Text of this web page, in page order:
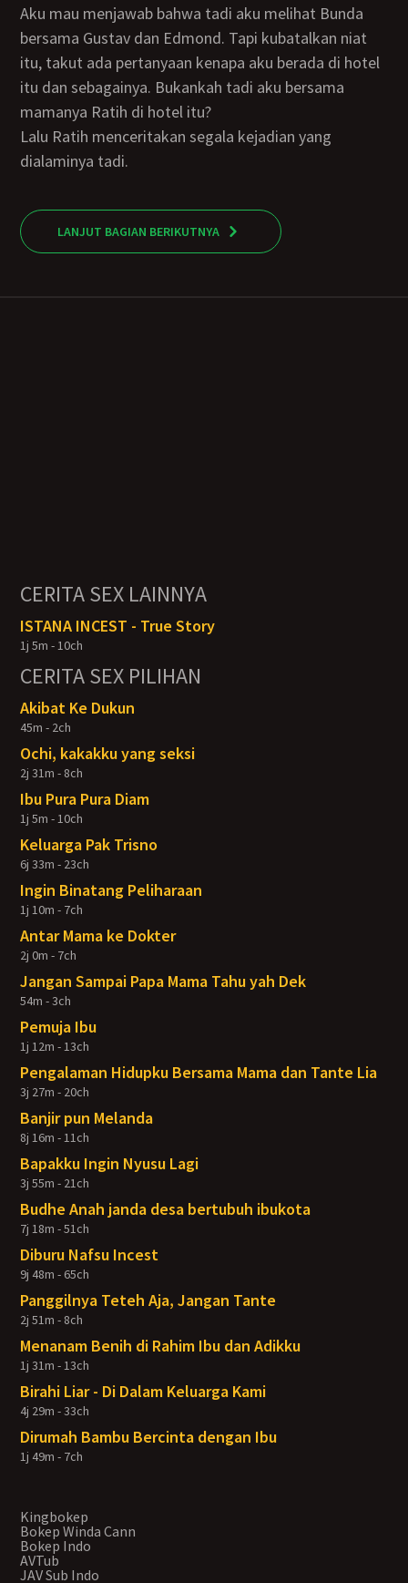
Aku mau menjawab bahwa tadi aku melihat Bunda
bersama Gustav dan Edmond. Tapi kubatalkan niat
itu, takut ada pertanyaan kenapa aku berada di hotel
itu dan sebagainya. Bukankah tadi aku bersama
mamanya Ratih di hotel itu?
Lalu Ratih menceritakan segala kejadian yang
dialaminya tadi.
LANJUT BAGIAN BERIKUTNYA
CERITA SEX LAINNYA
ISTANA INCEST - True Story
1j 5m - 10ch
CERITA SEX PILIHAN
Akibat Ke Dukun
45m - 2ch
Ochi, kakakku yang seksi
2j 31m - 8ch
Ibu Pura Pura Diam
1j 5m - 10ch
Keluarga Pak Trisno
6j 33m - 23ch
Ingin Binatang Peliharaan
1j 10m - 7ch
Antar Mama ke Dokter
2j 0m - 7ch
Jangan Sampai Papa Mama Tahu yah Dek
54m - 3ch
Pemuja Ibu
1j 12m - 13ch
Pengalaman Hidupku Bersama Mama dan Tante Lia
3j 27m - 20ch
Banjir pun Melanda
8j 16m - 11ch
Bapakku Ingin Nyusu Lagi
3j 55m - 21ch
Budhe Anah janda desa bertubuh ibukota
7j 18m - 51ch
Diburu Nafsu Incest
9j 48m - 65ch
Panggilnya Teteh Aja, Jangan Tante
2j 51m - 8ch
Menanam Benih di Rahim Ibu dan Adikku
1j 31m - 13ch
Birahi Liar - Di Dalam Keluarga Kami
4j 29m - 33ch
Dirumah Bambu Bercinta dengan Ibu
1j 49m - 7ch
Kingbokep
Bokep Winda Cann
Bokep Indo
AVTub
JAV Sub Indo